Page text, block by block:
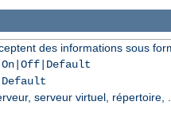
des informations sous
serveur virtuel, répertoire,